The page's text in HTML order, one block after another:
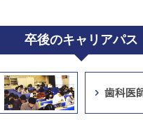
卒後のキャリアパス